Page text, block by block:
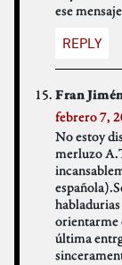
ese
REPLY
Fran
febrero 7,
No estoy
merluzo
orientarme
última